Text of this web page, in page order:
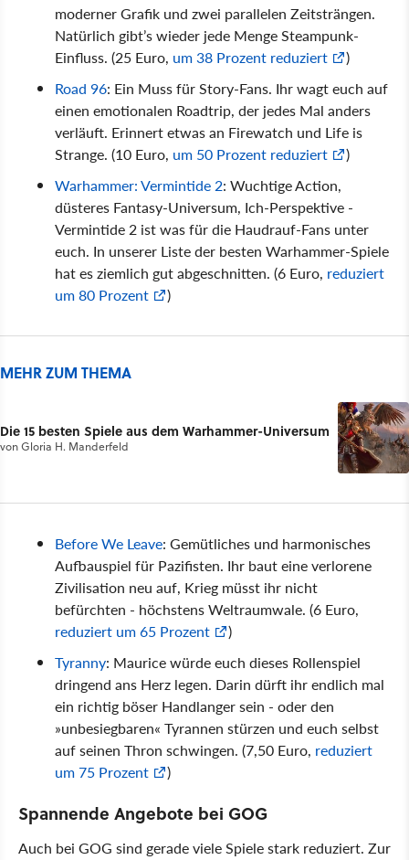
moderner Grafik und zwei parallelen Zeitsträngen.
Natürlich gibt’s wieder jede Menge Steampunk-
Einfluss. (25 Euro, um 38 Prozent reduziert
)
Road 96: Ein Muss für Story-Fans. Ihr wagt euch auf
einen emotionalen Roadtrip, der jedes Mal anders
verläuft. Erinnert etwas an Firewatch und Life is
Strange. (10 Euro, um 50 Prozent reduziert
)
Warhammer: Vermintide 2: Wuchtige Action,
düsteres Fantasy-Universum, Ich-Perspektive -
Vermintide 2 ist was für die Haudrauf-Fans unter
euch. In unserer Liste der besten Warhammer-Spiele
hat es ziemlich gut abgeschnitten. (6 Euro, reduziert
um 80 Prozent
)
MEHR ZUM THEMA
Die 15 besten Spiele aus dem Warhammer-Universum
vonGloria H. Manderfeld
Before We Leave: Gemütliches und harmonisches
Aufbauspiel für Pazifisten. Ihr baut eine verlorene
Zivilisation neu auf, Krieg müsst ihr nicht
befürchten - höchstens Weltraumwale. (6 Euro,
reduziert um 65 Prozent
)
Tyranny: Maurice würde euch dieses Rollenspiel
dringend ans Herz legen. Darin dürft ihr endlich mal
ein richtig böser Handlanger sein - oder den
»unbesiegbaren« Tyrannen stürzen und euch selbst
auf seinen Thron schwingen. (7,50 Euro, reduziert
um 75 Prozent
)
Spannende Angebote bei GOG
Auch bei GOG sind gerade viele Spiele stark reduziert. Zur